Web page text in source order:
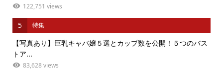
122,751 views
5 特集
【写真あり】巨乳キャバ嬢５選とカップ数を公開！５つのバス
トア...
83,628 views